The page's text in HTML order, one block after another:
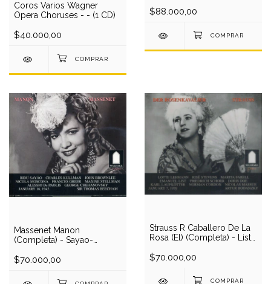
Coros Varios Wagner
Opera Choruses - - (1 CD)
$40.000,00
O/Sodero (2 CD)
$88.000,00
Massenet Manon
(Completa) - Sayao-
Moscona-De Paolis-
CD)
$70.000,00
Strauss R Caballero De La
Rosa (El) (Completa) - List-
Farell-Manski-
(2 CD)
$70.000,00